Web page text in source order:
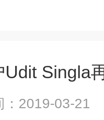
Udit Singla
：2019-03-